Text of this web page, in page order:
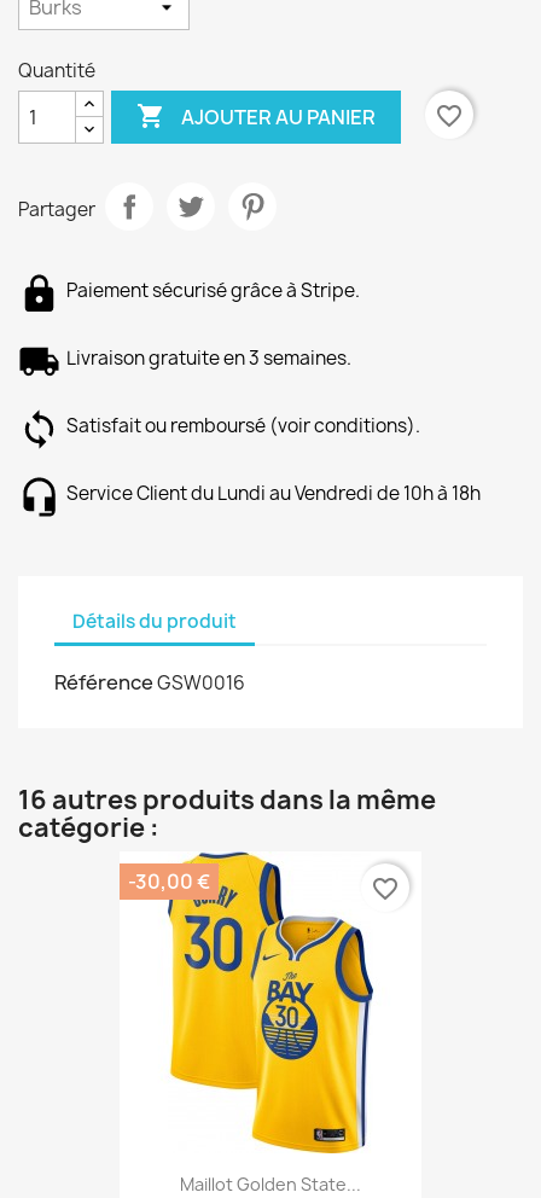
Quantité
 AJOUTER AU PANIER favorite_border
Partager
Paiement sécurisé grâce à Stripe.
Livraison gratuite en 3 semaines.
Satisfait ou remboursé (voir conditions).
Service Client du Lundi au Vendredi de 10h à 18h
Détails du produit
RéférenceGSW0016
16 autres produits dans la même
catégorie :
Maillot Golden State...
-30,00 € favorite_border